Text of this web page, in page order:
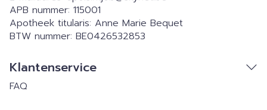
APB nummer: 115001
Apotheek titularis: Anne Marie Bequet
BTW nummer: BE0426532853
Klantenservice
FAQ